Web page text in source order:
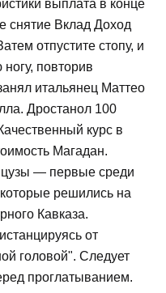
выплата в конце
снятие Вклад Доход
отпустите стопу, и
повторив
итальянец Маттео
Дростанол 100
курс в
Магадан.
— первые среди
решились на
Кавказа.
от
головой". Следует
проглатыванием.